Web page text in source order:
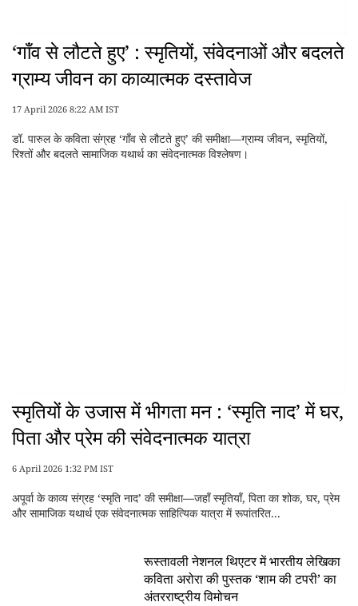
‘गाँव से लौटते हुए’ : स्मृतियों, संवेदनाओं और बदलते
ग्राम्य जीवन का काव्यात्मक दस्तावेज
17 April 2026 8:22 AM IST
डॉ. पारुल के कविता संग्रह ‘गाँव से लौटते हुए’ की समीक्षा—ग्राम्य जीवन, स्मृतियों,
रिश्तों और बदलते सामाजिक यथार्थ का संवेदनात्मक विश्लेषण।
स्मृतियों के उजास में भीगता मन : ‘स्मृति नाद’ में घर,
पिता और प्रेम की संवेदनात्मक यात्रा
6 April 2026 1:32 PM IST
अपूर्वा के काव्य संग्रह ‘स्मृति नाद’ की समीक्षा—जहाँ स्मृतियाँ, पिता का शोक, घर, प्रेम
और सामाजिक यथार्थ एक संवेदनात्मक साहित्यिक यात्रा में रूपांतरित...
रूस्तावली नेशनल थिएटर में भारतीय लेखिका
कविता अरोरा की पुस्तक ‘शाम की टपरी’ का
अंतरराष्ट्रीय विमोचन